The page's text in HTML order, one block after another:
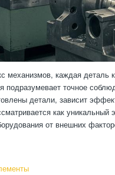
каждая деталь
подразумевает точное
детали, зависит
как
от внешних